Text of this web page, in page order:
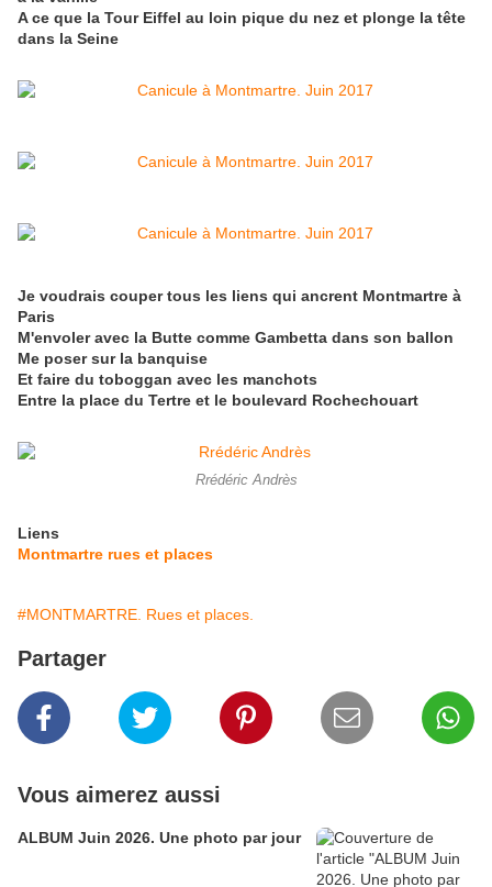
A ce que la Tour Eiffel au loin pique du nez et plonge la tête
dans la Seine
Je voudrais couper tous les liens qui ancrent Montmartre à
Paris
M'envoler avec la Butte comme Gambetta dans son ballon
Me poser sur la banquise
Et faire du toboggan avec les manchots
Entre la place du Tertre et le boulevard Rochechouart
Rrédéric Andrès
Liens
Montmartre rues et places
#MONTMARTRE. Rues et places.
Partager
Vous aimerez aussi
ALBUM Juin 2026. Une photo par jour